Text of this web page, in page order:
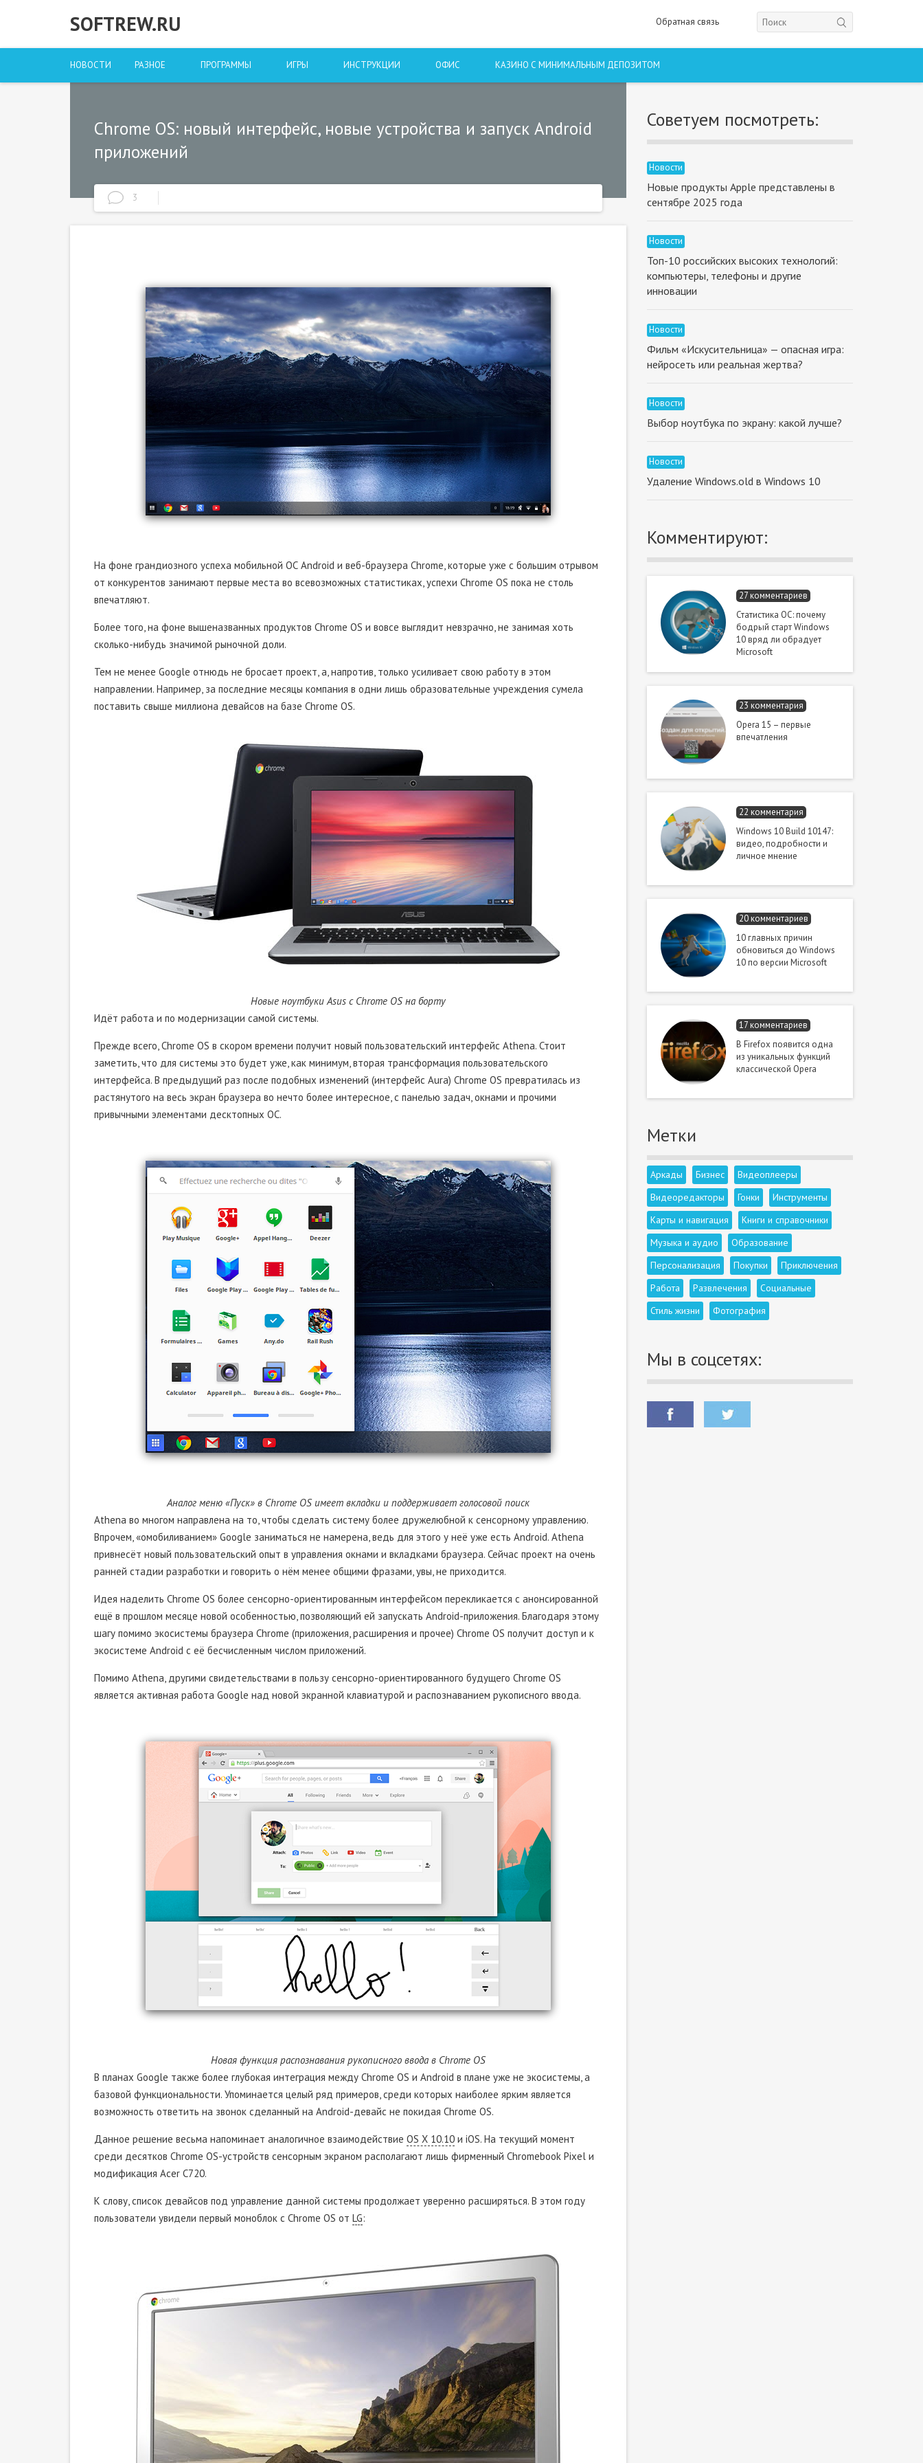
SOFTREW.RU Обратная связь
НОВОСТИ РАЗНОЕ ПРОГРАММЫ ИГРЫ ИНСТРУКЦИИ ОФИС КАЗИНО С МИНИМАЛЬНЫМ ДЕПОЗИТОМ
Chrome OS: новый интерфейс, новые устройства и запуск Android
приложений
3
На фоне грандиозного успеха мобильной ОС Android и веб-браузера Chrome, которые уже с большим отрывом
от конкурентов занимают первые места во всевозможных статистиках, успехи Chrome OS пока не столь
впечатляют.
Более того, на фоне вышеназванных продуктов Chrome OS и вовсе выглядит невзрачно, не занимая хоть
сколько-нибудь значимой рыночной доли.
Тем не менее Google отнюдь не бросает проект, а, напротив, только усиливает свою работу в этом
направлении. Например, за последние месяцы компания в одни лишь образовательные учреждения сумела
поставить свыше миллиона девайсов на базе Chrome OS.
Новые ноутбуки Asus с Chrome OS на борту
Идёт работа и по модернизации самой системы.
Прежде всего, Chrome OS в скором времени получит новый пользовательский интерфейс Athena. Стоит
заметить, что для системы это будет уже, как минимум, вторая трансформация пользовательского
интерфейса. В предыдущий раз после подобных изменений (интерфейс Aura) Chrome OS превратилась из
растянутого на весь экран браузера во нечто более интересное, с панелью задач, окнами и прочими
привычными элементами десктопных ОС.
Аналог меню «Пуск» в Chrome OS имеет вкладки и поддерживает голосовой поиск
Athena во многом направлена на то, чтобы сделать систему более дружелюбной к сенсорному управлению.
Впрочем, «омобиливанием» Google заниматься не намерена, ведь для этого у неё уже есть Android. Athena
привнесёт новый пользовательский опыт в управления окнами и вкладками браузера. Сейчас проект на очень
ранней стадии разработки и говорить о нём менее общими фразами, увы, не приходится.
Идея наделить Chrome OS более сенсорно-ориентированным интерфейсом перекликается с анонсированной
ещё в прошлом месяце новой особенностью, позволяющий ей запускать Android-приложения. Благодаря этому
шагу помимо экосистемы браузера Chrome (приложения, расширения и прочее) Chrome OS получит доступ и к
экосистеме Android с её бесчисленным числом приложений.
Помимо Athena, другими свидетельствами в пользу сенсорно-ориентированного будущего Chrome OS
является активная работа Google над новой экранной клавиатурой и распознаванием рукописного ввода.
Новая функция распознавания рукописного ввода в Chrome OS
В планах Google также более глубокая интеграция между Chrome OS и Android в плане уже не экосистемы, а
базовой функциональности. Упоминается целый ряд примеров, среди которых наиболее ярким является
возможность ответить на звонок сделанный на Android-девайс не покидая Chrome OS.
Данное решение весьма напоминает аналогичное взаимодействие OS X 10.10 и iOS. На текущий момент
среди десятков Chrome OS-устройств сенсорным экраном располагают лишь фирменный Chromebook Pixel и
модификация Acer C720.
К слову, список девайсов под управление данной системы продолжает уверенно расширяться. В этом году
пользователи увидели первый моноблок с Chrome OS от LG:
Советуем посмотреть:
Новости
Новые продукты Apple представлены в
сентябре 2025 года
Новости
Топ-10 российских высоких технологий:
компьютеры, телефоны и другие
инновации
Новости
Фильм «Искусительница» — опасная игра:
нейросеть или реальная жертва?
Новости
Выбор ноутбука по экрану: какой лучше?
Новости
Удаление Windows.old в Windows 10
Комментируют:
27 комментариев
Статистика ОС: почему
бодрый старт Windows
10 вряд ли обрадует
Microsoft
23 комментария
Opera 15 – первые
впечатления
22 комментария
Windows 10 Build 10147:
видео, подробности и
личное мнение
20 комментариев
10 главных причин
обновиться до Windows
10 по версии Microsoft
17 комментариев
В Firefox появится одна
из уникальных функций
классической Opera
Метки
Аркады Бизнес
Видеоплееры
Видеоредакторы
Гонки
Инструменты
Карты и навигация
Книги и справочники
Музыка и аудио
Образование
Персонализация
Покупки
Приключения
Работа
Развлечения
Социальные
Стиль жизни
Фотография
Мы в соцсетях: